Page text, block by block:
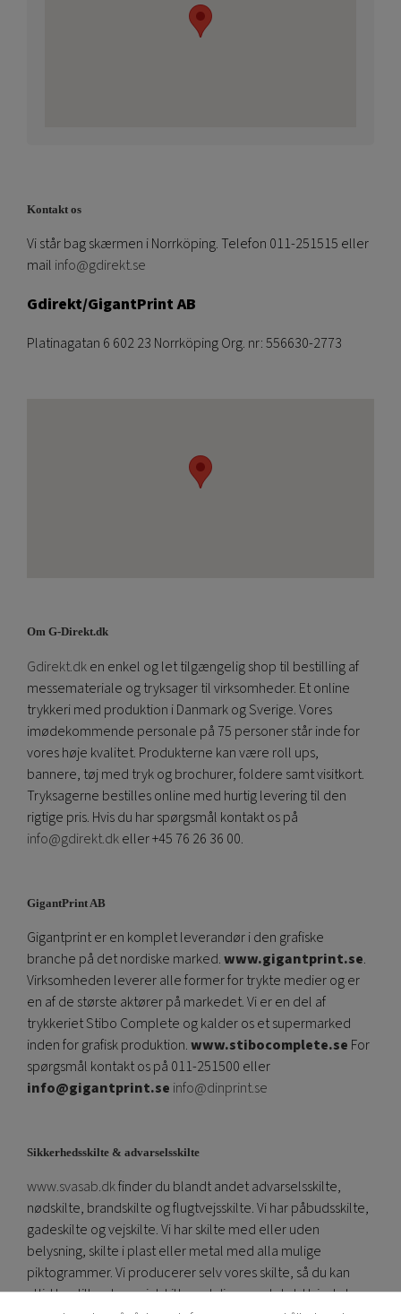
Kontakt os
Vi står bag skærmen i Norrköping. Telefon 011-251515 eller
mail info@gdirekt.se
Gdirekt/GigantPrint AB
Platinagatan 6 602 23 Norrköping Org. nr: 556630-2773
Om G-Direkt.dk
Gdirekt.dken enkel og let tilgængelig shop til bestilling af
messemateriale og tryksager til virksomheder. Et online
trykkeri med produktion i Danmark og Sverige. Vores
imødekommende personale på 75 personer står inde for
vores høje kvalitet. Produkterne kan være roll ups,
bannere, tøj med tryk og brochurer, foldere samt visitkort.
Tryksagerne bestilles online med hurtig levering til den
rigtige pris. Hvis du har spørgsmål kontakt os på
info@gdirekt.dkeller +45 76 26 36 00.
GigantPrint AB
Gigantprint er en komplet leverandør i den grafiske
branche på det nordiske marked.www.gigantprint.se.
Virksomheden leverer alle former for trykte medier og er
en af ​​de største aktører på markedet. Vi er en del af
trykkeriet Stibo Complete og kalder os et supermarked
inden for grafisk produktion.www.stibocomplete.se For
spørgsmål kontakt os på 011-251500 eller
info@gigantprint.se info@dinprint.se
Sikkerhedsskilte & advarselsskilte
www.svasab.dkfinder du blandt andet advarselsskilte,
nødskilte, brandskilte og flugtvejsskilte. Vi har påbudsskilte,
gadeskilte og vejskilte. Vi har skilte med eller uden
belysning, skilte i plast eller metal med alla mulige
piktogrammer. Vi producerer selv vores skilte, så du kan
altid bestille et specialskilt med din egen tekst. Hvis du har